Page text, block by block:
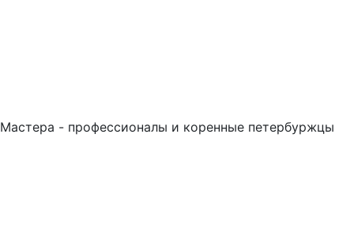
Мастера - профессионалы и коренные петербуржцы